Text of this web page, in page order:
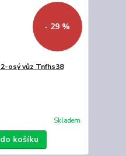
- 29 %
osý vůz Tnfhs38
Skladem
košíku